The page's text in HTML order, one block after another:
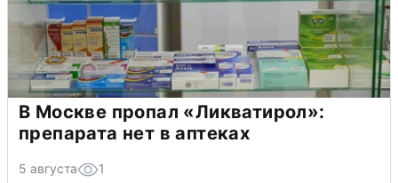
В Москве пропал «Ликватирол»:
препарата нет в аптеках
5 августа 1